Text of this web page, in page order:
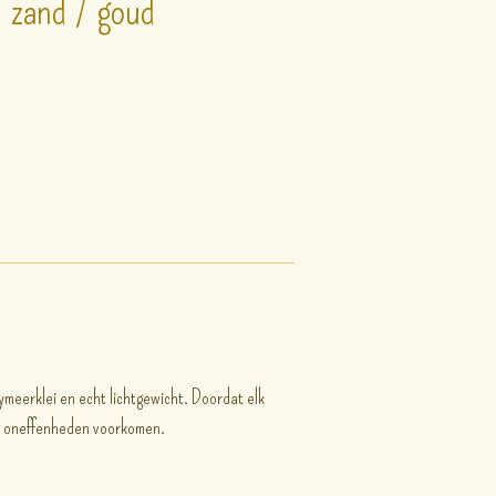
/ goud
en echt lichtgewicht. Doordat elk
voorkomen.